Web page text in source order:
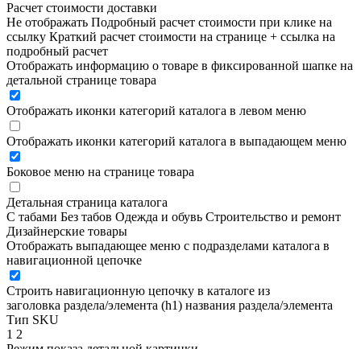
Расчет стоимости доставки
Не отображать Подробный расчет стоимости при клике на
ссылку Краткий расчет стоимости на странице + ссылка на
подробный расчет
Отображать информацию о товаре в фиксированной шапке на
детальной странице товара
Отображать иконки категорий каталога в левом меню
Отображать иконки категорий каталога в выпадающем меню
Боковое меню на странице товара
Детальная страница каталога
С табами Без табов Одежда и обувь Строительство и ремонт
Дизайнерские товары
Отображать выпадающее меню с подразделами каталога в
навигационной цепочке
Строить навигационную цепочку в каталоге из
заголовка раздела/элемента (h1) названия раздела/элемента
Тип SKU
1 2